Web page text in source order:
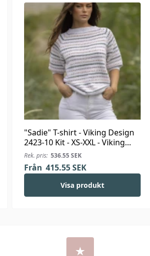
"Sadie" T-shirt - Viking Design
2423-10 Kit - XS-XXL - Viking
Linus
Rek. pris: 536.55SEK
Från 415.55SEK
Visa produkt